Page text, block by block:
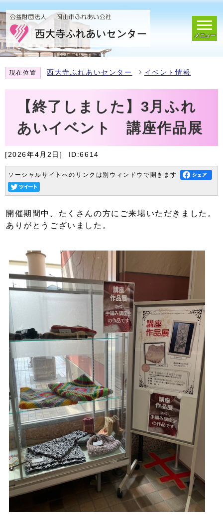
メニュー
現在位置 西大寺ふれあいセンター イベント情報
【終了しました】3月ふれ
あいイベント 講座作品展
[2026年4月2日] ID:6614
ソーシャルサイトへのリンクは別ウィンドウで開きます
開催期間中、たくさんの方にご来場いただきました。
ありがとうございました。